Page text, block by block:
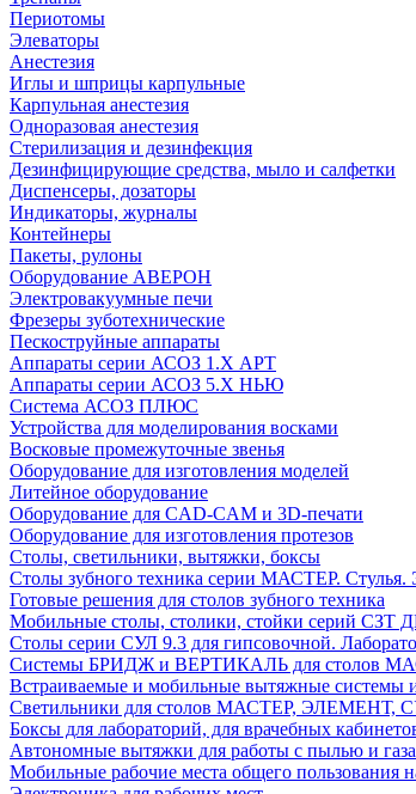
Периотомы
Элеваторы
Анестезия
Иглы и шприцы карпульные
Карпульная анестезия
Одноразовая анестезия
Стерилизация и дезинфекция
Дезинфицирующие средства, мыло и салфетки
Диспенсеры, дозаторы
Индикаторы, журналы
Контейнеры
Пакеты, рулоны
Оборудование АВЕРОН
Электровакуумные печи
Фрезеры зуботехнические
Пескоструйные аппараты
Аппараты серии АСОЗ 1.Х АРТ
Аппараты серии АСОЗ 5.Х НЬЮ
Система АСОЗ ПЛЮС
Устройства для моделирования восками
Восковые промежуточные звенья
Оборудование для изготовления моделей
Литейное оборудование
Оборудование для CAD-CAM и 3D-печати
Оборудование для изготовления протезов
Cтолы, светильники, вытяжки, боксы
Столы зубного техника серии МАСТЕР. Стулья.
Готовые решения для столов зубного техника
Мобильные столы, столики, стойки серий
Столы серии СУЛ 9.3 для гипсовочной.
Системы БРИДЖ и ВЕРТИКАЛЬ для столов
Встраиваемые и мобильные вытяжные системы и
Светильники для столов МАСТЕР, ЭЛЕМЕНТ,
Боксы для лабораторий, для врачебных
Автономные вытяжки для работы с пылью и
Мобильные рабочие места общего пользования